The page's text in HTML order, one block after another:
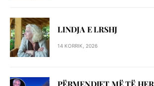
LINDJA E LRSHJ
14 KORRIK, 2026
PËRMENDJET MË TË